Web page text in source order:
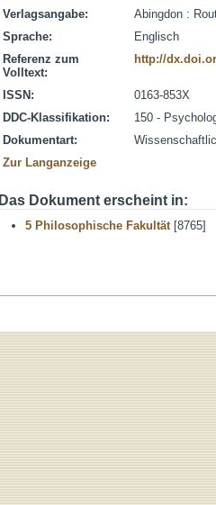
Verlagsangabe:
Abingdon :
Sprache:
Englisch
Referenz zum
Volltext:
http://
ISSN:
0163-853X
DDC-Klassifikation:
150 -
Dokumentart:
Zur Langanzeige
Das Dokument erscheint in:
5 Philosophische Fakultät[8765]